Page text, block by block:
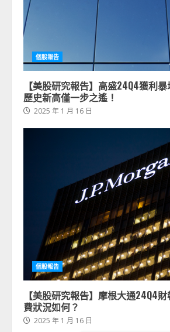
個股報告
【美股研究報告】高盛24Q4獲利
歷史新高僅一步之遙！
2025 年 1 月 16 日
個股報告
【美股研究報告】摩根大通24Q4
費狀況如何？
2025 年 1 月 16 日